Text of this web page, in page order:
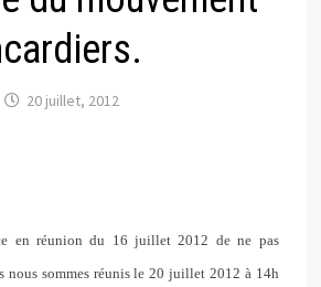
20 juillet, 2012
en réunion du 16 juillet 2012 de ne pas
nous sommes réunis le 20 juillet 2012 à 14h